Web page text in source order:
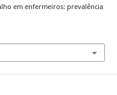
em enfermeiros: prevalência